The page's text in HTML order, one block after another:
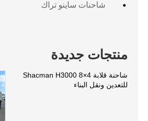
شاحنات ساينو تراك
منتجات جديدة
شاحنة قلابة Shacman H3000 8×4
للتعدين ونقل البناء